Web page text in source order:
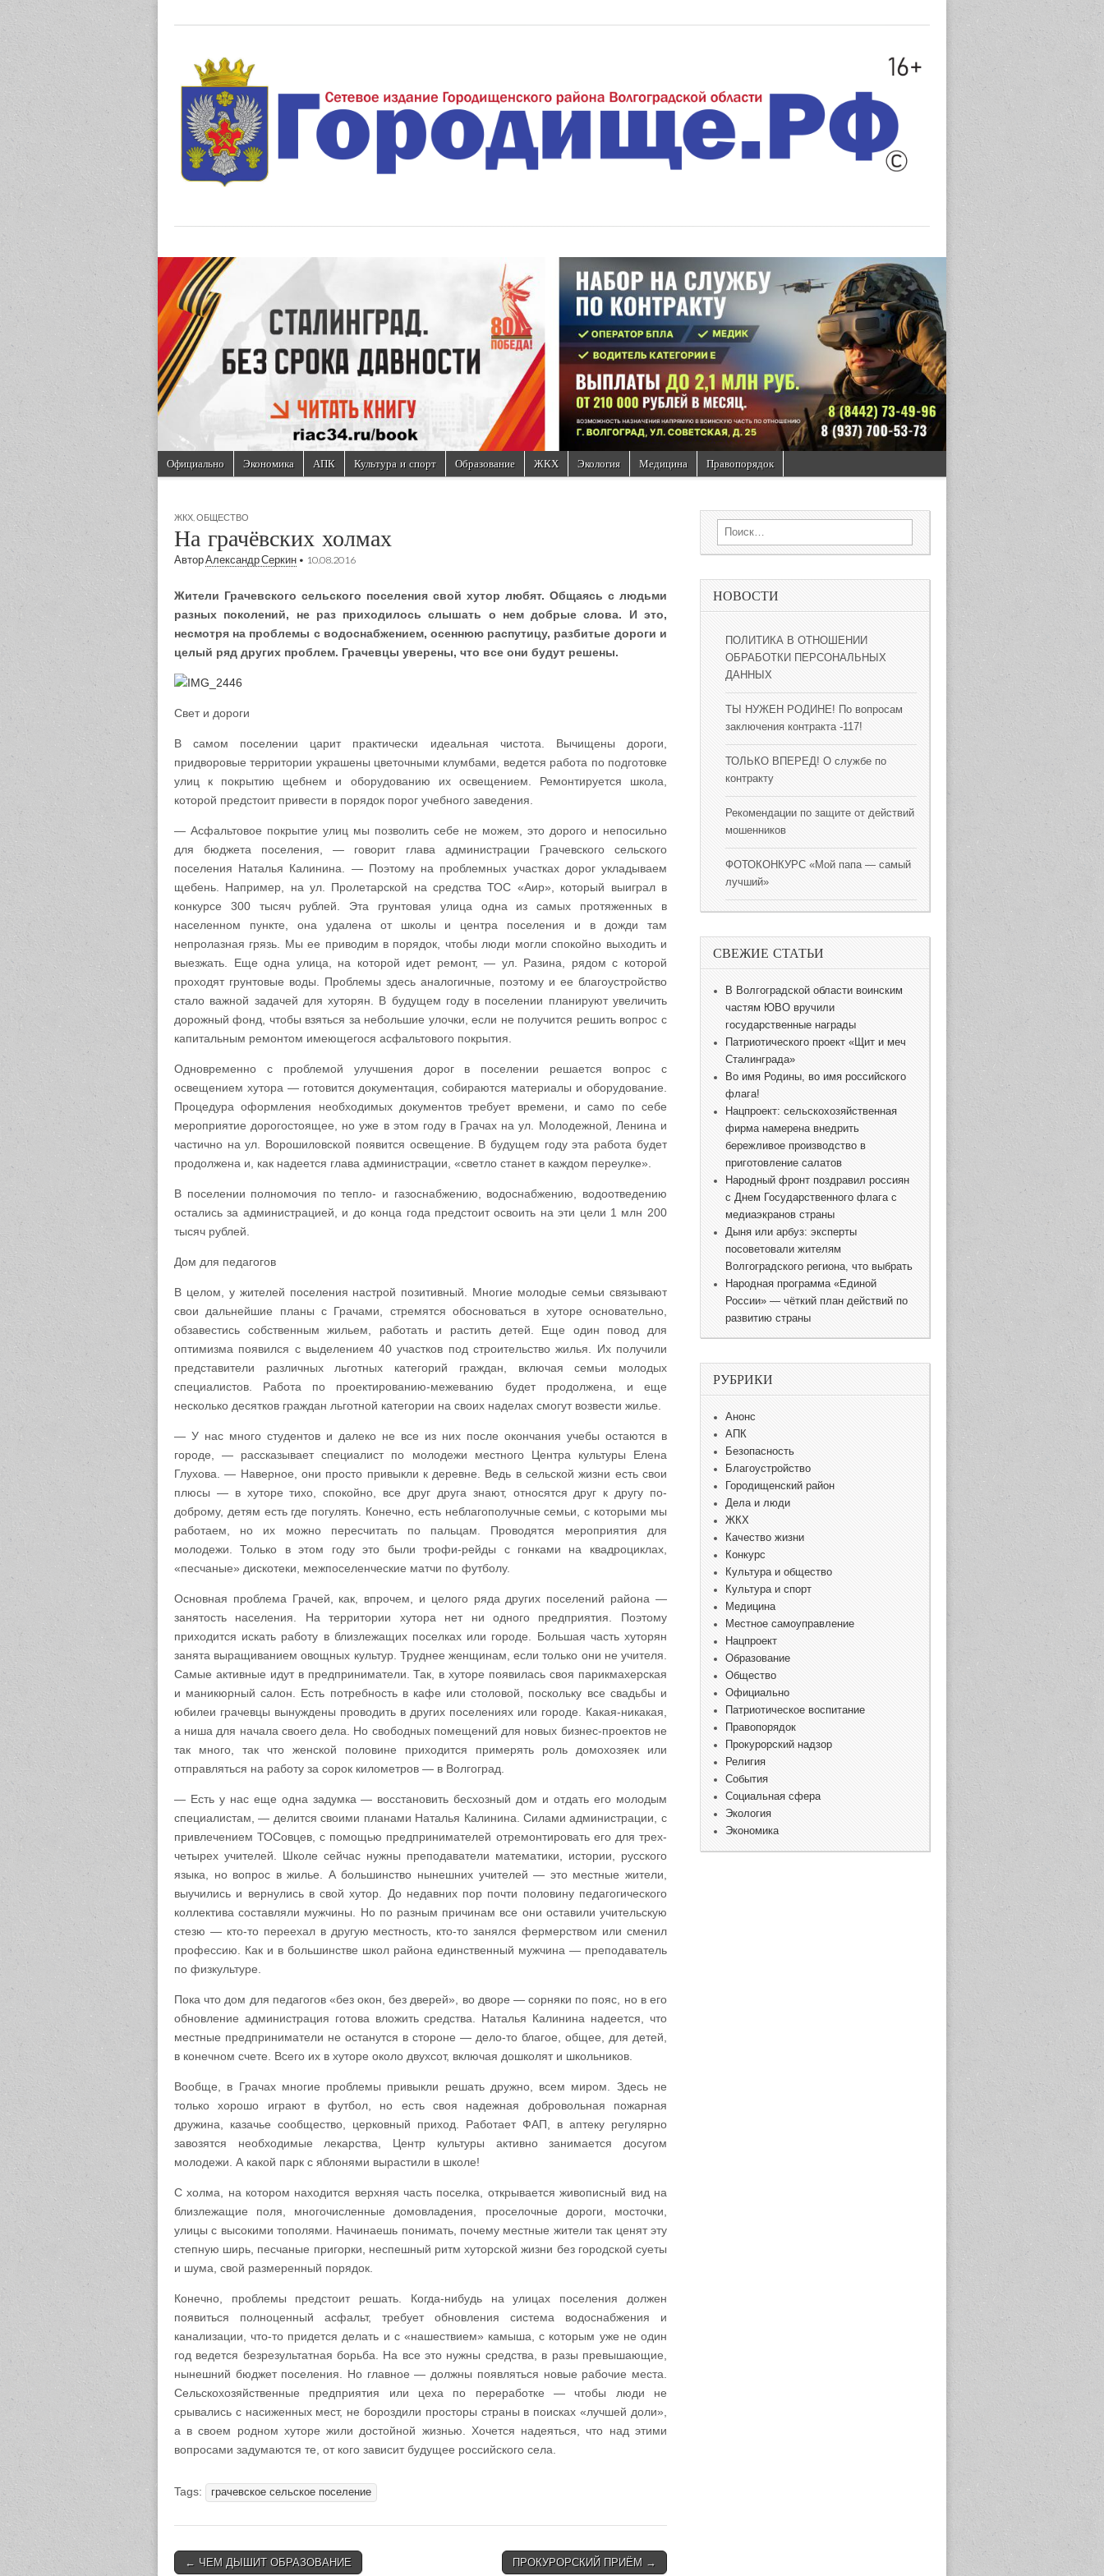
Газета "Междуречье"
Main menu
Skip to content
Официально Экономика АПК Культура и спорт Образование ЖКХ Экология Медицина Правопорядок
ЖКХ ОБЩЕСТВО
На грачёвских холмах
АвторАлександр Серкин • 10.08.2016
Жители Грачевского сельского поселения свой хутор любят. Общаясь с людьми
разных поколений, не раз приходилось слышать о нем добрые слова. И это,
несмотря на проблемы с водоснабжением, осеннюю распутицу, разбитые дороги и
целый ряд других проблем. Грачевцы уверены, что все они будут решены.
Свет и дороги
В самом поселении царит практически идеальная чистота. Вычищены дороги,
придворовые территории украшены цветочными клумбами, ведется работа по подготовке
улиц к покрытию щебнем и оборудованию их освещением. Ремонтируется школа,
которой предстоит привести в порядок порог учебного заведения.
— Асфальтовое покрытие улиц мы позволить себе не можем, это дорого и непосильно
для бюджета поселения, — говорит глава администрации Грачевского сельского
поселения Наталья Калинина . — Поэтому на проблемных участках дорог укладываем
щебень. Например, на ул. Пролетарской на средства ТОС «Аир», который выиграл в
конкурсе 300 тысяч рублей. Эта грунтовая улица одна из самых протяженных в
населенном пункте, она удалена от школы и центра поселения и в дожди там
непролазная грязь. Мы ее приводим в порядок, чтобы люди могли спокойно выходить и
выезжать. Еще одна улица, на которой идет ремонт, — ул. Разина, рядом с которой
проходят грунтовые воды. Проблемы здесь аналогичные, поэтому и ее благоустройство
стало важной задачей для хуторян. В будущем году в поселении планируют увеличить
дорожный фонд, чтобы взяться за небольшие улочки, если не получится решить вопрос с
капитальным ремонтом имеющегося асфальтового покрытия.
Одновременно с проблемой улучшения дорог в поселении решается вопрос с
освещением хутора — готовится документация, собираются материалы и оборудование.
Процедура оформления необходимых документов требует времени, и само по себе
мероприятие дорогостоящее, но уже в этом году в Грачах на ул. Молодежной, Ленина и
частично на ул. Ворошиловской появится освещение. В будущем году эта работа будет
продолжена и, как надеется глава администрации, «светло станет в каждом переулке».
В поселении полномочия по тепло- и газоснабжению, водоснабжению, водоотведению
остались за администрацией, и до конца года предстоит освоить на эти цели 1 млн 200
тысяч рублей.
Дом для педагогов
В целом, у жителей поселения настрой позитивный. Многие молодые семьи связывают
свои дальнейшие планы с Грачами, стремятся обосноваться в хуторе основательно,
обзавестись собственным жильем, работать и растить детей. Еще один повод для
оптимизма появился с выделением 40 участков под строительство жилья. Их получили
представители различных льготных категорий граждан, включая семьи молодых
специалистов. Работа по проектированию-межеванию будет продолжена, и еще
несколько десятков граждан льготной категории на своих наделах смогут возвести жилье.
— У нас много студентов и далеко не все из них после окончания учебы остаются в
городе, — рассказывает специалист по молодежи местного Центра культуры Елена
Глухова. — Наверное, они просто привыкли к деревне. Ведь в сельской жизни есть свои
плюсы — в хуторе тихо, спокойно, все друг друга знают, относятся друг к другу по-
доброму, детям есть где погулять. Конечно, есть неблагополучные семьи, с которыми мы
работаем, но их можно пересчитать по пальцам. Проводятся мероприятия для
молодежи. Только в этом году это были трофи-рейды с гонками на квадроциклах,
«песчаные» дискотеки, межпоселенческие матчи по футболу.
Основная проблема Грачей, как, впрочем, и целого ряда других поселений района —
занятость населения. На территории хутора нет ни одного предприятия. Поэтому
приходится искать работу в близлежащих поселках или городе. Большая часть хуторян
занята выращиванием овощных культур. Труднее женщинам, если только они не учителя.
Самые активные идут в предприниматели. Так, в хуторе появилась своя парикмахерская
и маникюрный салон. Есть потребность в кафе или столовой, поскольку все свадьбы и
юбилеи грачевцы вынуждены проводить в других поселениях или городе. Какая-никакая,
а ниша для начала своего дела. Но свободных помещений для новых бизнес-проектов не
так много, так что женской половине приходится примерять роль домохозяек или
отправляться на работу за сорок километров — в Волгоград.
— Есть у нас еще одна задумка — восстановить бесхозный дом и отдать его молодым
специалистам, — делится своими планами Наталья Калинина. Силами администрации, с
привлечением ТОСовцев, с помощью предпринимателей отремонтировать его для трех-
четырех учителей. Школе сейчас нужны преподаватели математики, истории, русского
языка, но вопрос в жилье. А большинство нынешних учителей — это местные жители,
выучились и вернулись в свой хутор. До недавних пор почти половину педагогического
коллектива составляли мужчины. Но по разным причинам все они оставили учительскую
стезю — кто-то переехал в другую местность, кто-то занялся фермерством или сменил
профессию. Как и в большинстве школ района единственный мужчина — преподаватель
по физкультуре.
Пока что дом для педагогов «без окон, без дверей», во дворе — сорняки по пояс, но в его
обновление администрация готова вложить средства. Наталья Калинина надеется, что
местные предприниматели не останутся в стороне — дело-то благое, общее, для детей,
в конечном счете. Всего их в хуторе около двухсот, включая дошколят и школьников.
Вообще, в Грачах многие проблемы привыкли решать дружно, всем миром. Здесь не
только хорошо играют в футбол, но есть своя надежная добровольная пожарная
дружина, казачье сообщество, церковный приход. Работает ФАП, в аптеку регулярно
завозятся необходимые лекарства, Центр культуры активно занимается досугом
молодежи. А какой парк с яблонями вырастили в школе!
С холма, на котором находится верхняя часть поселка, открывается живописный вид на
близлежащие поля, многочисленные домовладения, проселочные дороги, мосточки,
улицы с высокими тополями. Начинаешь понимать, почему местные жители так ценят эту
степную ширь, песчаные пригорки, неспешный ритм хуторской жизни без городской суеты
и шума, свой размеренный порядок.
Конечно, проблемы предстоит решать. Когда-нибудь на улицах поселения должен
появиться полноценный асфальт, требует обновления система водоснабжения и
канализации, что-то придется делать и с «нашествием» камыша, с которым уже не один
год ведется безрезультатная борьба. На все это нужны средства, в разы превышающие,
нынешний бюджет поселения. Но главное — должны появляться новые рабочие места.
Сельскохозяйственные предприятия или цеха по переработке — чтобы люди не
срывались с насиженных мест, не бороздили просторы страны в поисках «лучшей доли»,
а в своем родном хуторе жили достойной жизнью. Хочется надеяться, что над этими
вопросами задумаются те, от кого зависит будущее российского села.
Tags: грачевское сельское поселение
← ЧЕМ ДЫШИТ ОБРАЗОВАНИЕ ПРОКУРОРСКИЙ ПРИЁМ →
Search for:
НОВОСТИ
ПОЛИТИКА В ОТНОШЕНИИ
ОБРАБОТКИ ПЕРСОНАЛЬНЫХ
ДАННЫХ
ТЫ НУЖЕН РОДИНЕ! По вопросам
заключения контракта -117!
ТОЛЬКО ВПЕРЕД! О службе по
контракту
Рекомендации по защите от действий
мошенников
ФОТОКОНКУРС «Мой папа — самый
лучший»
СВЕЖИЕ СТАТЬИ
В Волгоградской области воинским
частям ЮВО вручили
государственные награды
Патриотического проект «Щит и меч
Сталинграда»
Во имя Родины, во имя российского
флага!
Нацпроект: сельскохозяйственная
фирма намерена внедрить
бережливое производство в
приготовление салатов
Народный фронт поздравил россиян
с Днем Государственного флага с
медиаэкранов страны
Дыня или арбуз: эксперты
посоветовали жителям
Волгоградского региона, что выбрать
Народная программа «Единой
России» — чёткий план действий по
развитию страны
РУБРИКИ
Анонс
АПК
Безопасность
Благоустройство
Городищенский район
Дела и люди
ЖКХ
Качество жизни
Конкурс
Культура и общество
Культура и спорт
Медицина
Местное самоуправление
Нацпроект
Образование
Общество
Официально
Патриотическое воспитание
Правопорядок
Прокурорский надзор
Религия
События
Социальная сфера
Экология
Экономика